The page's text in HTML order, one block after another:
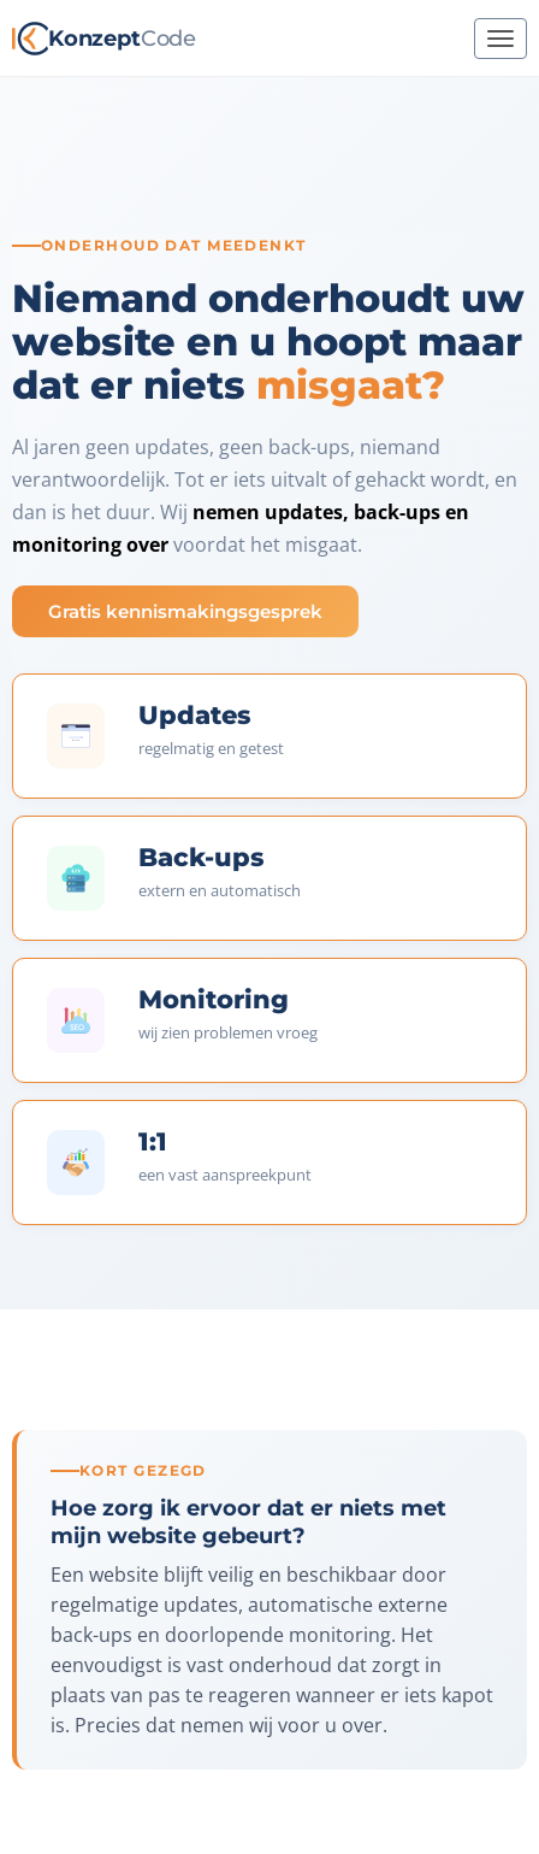
KonzeptCode
ONDERHOUD DAT MEEDENKT
Niemand onderhoudt uw
website en u hoopt maar
dat er niets misgaat?
Al jaren geen updates, geen back-ups, niemand
verantwoordelijk. Tot er iets uitvalt of gehackt wordt, en
dan is het duur. Wij nemen updates, back-ups en
monitoring overvoordat het misgaat.
Gratis kennismakingsgesprek
Updates
regelmatig en getest
Back-ups
extern en automatisch
Monitoring
wij zien problemen vroeg
1:1
een vast aanspreekpunt
KORT GEZEGD
Hoe zorg ik ervoor dat er niets met
mijn website gebeurt?
Een website blijft veilig en beschikbaar door
regelmatige updates, automatische externe
back-ups en doorlopende monitoring. Het
eenvoudigst is vast onderhoud dat zorgt in
plaats van pas te reageren wanneer er iets kapot
is. Precies dat nemen wij voor u over.